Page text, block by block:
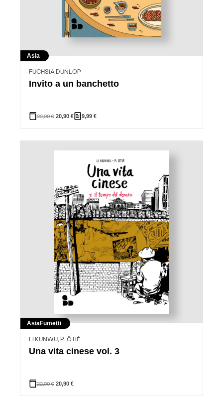
Asia
FUCHSIA DUNLOP
Invito a un banchetto
22,00€ 20,90 € 9,99 €
AsiaFumetti
LI KUNWU, P. ÔTIÉ
Una vita cinese vol. 3
22,00€ 20,90 €